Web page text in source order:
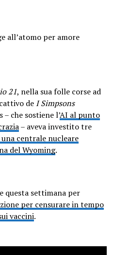
all’atomo per amore
21, nella sua folle corse ad
de I Simpsons
che sostiene l’AI al punto
– aveva investito tre
centrale nucleare
del Wyoming.
questa settimana per
per censurare in tempo
vaccini.